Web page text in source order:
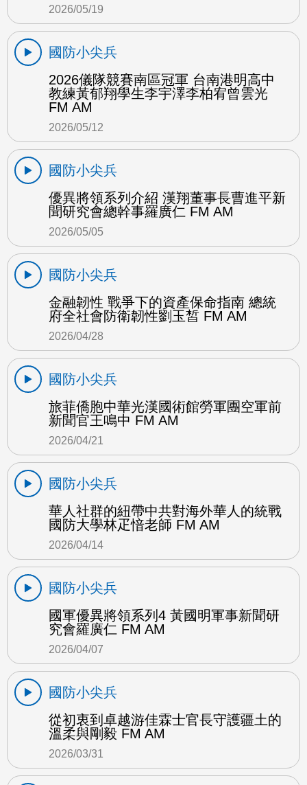
2026/05/19
國防小尖兵
2026儀隊競賽南區冠軍 台南港明高中
教練黃郁翔學生李宇澤李柏宥曾雲光
FM AM
2026/05/12
國防小尖兵
優異將領系列介紹 漢翔董事長曹進平新
聞研究會總幹事羅廣仁 FM AM
2026/05/05
國防小尖兵
金融韌性 戰爭下的資產保命指南 總統
府全社會防衛韌性劉玉皙 FM AM
2026/04/28
國防小尖兵
旅菲僑胞中華光漢國術館勞軍團空軍前
新聞官王鳴中 FM AM
2026/04/21
國防小尖兵
華人社群的紐帶中共對海外華人的統戰
國防大學林疋愔老師 FM AM
2026/04/14
國防小尖兵
國軍優異將領系列4 黃國明軍事新聞研
究會羅廣仁 FM AM
2026/04/07
國防小尖兵
從初衷到卓越游佳霖士官長守護疆土的
溫柔與剛毅 FM AM
2026/03/31